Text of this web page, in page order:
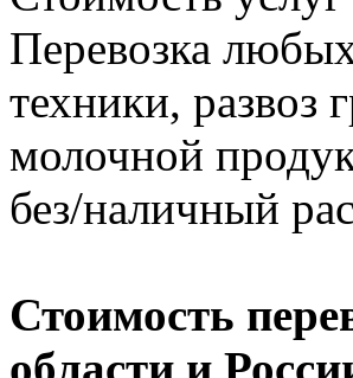
Перевозка
техники, развоз
молочной
без/наличный
Стоимость